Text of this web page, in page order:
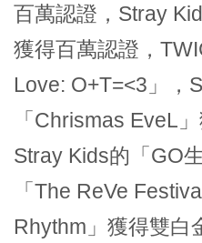
百萬認證，Stray
獲得百萬認證，
Love: O+T=<3」，
「Chrismas EveL
Stray Kids的「GO
「The ReVe
Rhythm」獲得雙白